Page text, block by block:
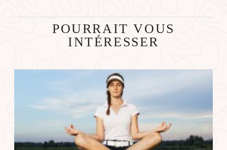
POURRAIT VOUS
INTÉRESSER